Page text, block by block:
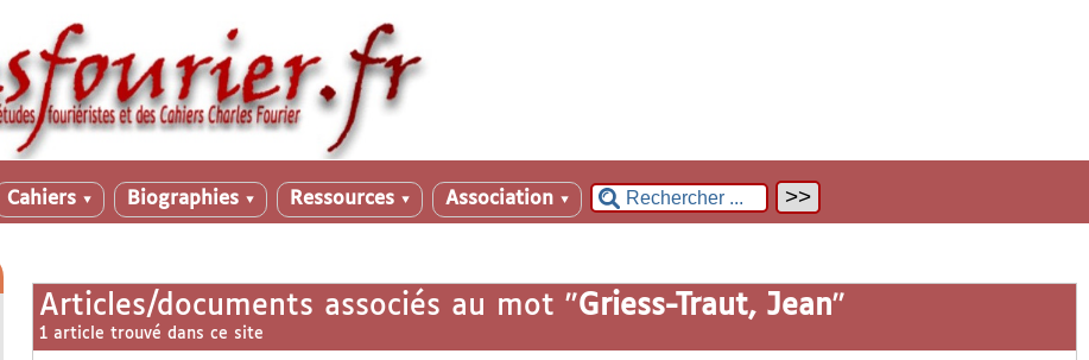
Cahiers ▼ Biographies ▼ Ressources ▼ Association ▼
Articles/documents associés au mot "Griess-Traut, Jean"
1 article trouvé dans ce site